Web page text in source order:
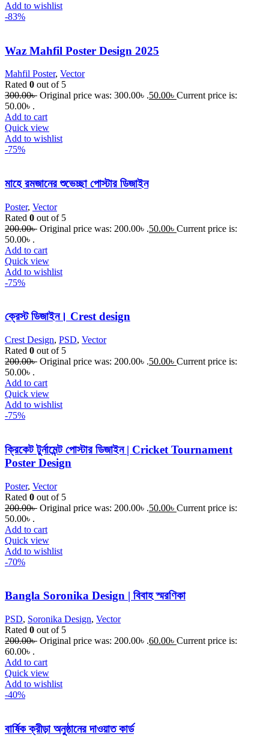
Add to wishlist
-83%
Waz Mahfil Poster Design 2025
Mahfil Poster, Vector
Rated 0 out of 5
300.00৳ Original price was: 300.00৳ .50.00৳ Current price is:
50.00৳ .
Add to cart
Quick view
Add to wishlist
-75%
মাহে রমজানের শুভেচ্ছা পোস্টার ডিজাইন
Poster, Vector
Rated 0 out of 5
200.00৳ Original price was: 200.00৳ .50.00৳ Current price is:
50.00৳ .
Add to cart
Quick view
Add to wishlist
-75%
ক্রেস্ট ডিজাইন। Crest design
Crest Design, PSD, Vector
Rated 0 out of 5
200.00৳ Original price was: 200.00৳ .50.00৳ Current price is:
50.00৳ .
Add to cart
Quick view
Add to wishlist
-75%
ক্রিকেট টুর্নামেন্ট পোস্টার ডিজাইন | Cricket Tournament
Poster Design
Poster, Vector
Rated 0 out of 5
200.00৳ Original price was: 200.00৳ .50.00৳ Current price is:
50.00৳ .
Add to cart
Quick view
Add to wishlist
-70%
Bangla Soronika Design | বিবাহ স্মরণিকা
PSD, Soronika Design, Vector
Rated 0 out of 5
200.00৳ Original price was: 200.00৳ .60.00৳ Current price is:
60.00৳ .
Add to cart
Quick view
Add to wishlist
-40%
বার্ষিক ক্রীড়া অনুষ্ঠানের দাওয়াত কার্ড